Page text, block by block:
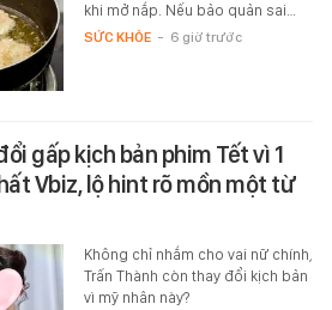
khi mở nắp. Nếu bảo quản sai…
SỨC KHỎE - 6 giờ trước
gấp kịch bản phim Tết vì 1
Vbiz, lộ hint rõ mồn một từ
Không chỉ nhắm cho vai nữ chính,
Trấn Thành còn thay đổi kịch bản
vì mỹ nhân này?